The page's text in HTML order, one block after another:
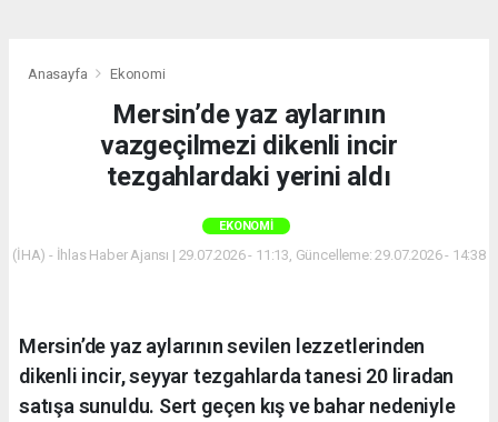
Anasayfa Ekonomi
Mersin’de yaz aylarının
vazgeçilmezi dikenli incir
tezgahlardaki yerini aldı
EKONOMI
(İHA) - İhlas Haber Ajansı | 29.07.2026 - 11:13, Güncelleme: 29.07.2026 - 14:38
Mersin’de yaz aylarının sevilen lezzetlerinden
dikenli incir, seyyar tezgahlarda tanesi 20 liradan
satışa sunuldu. Sert geçen kış ve bahar nedeniyle